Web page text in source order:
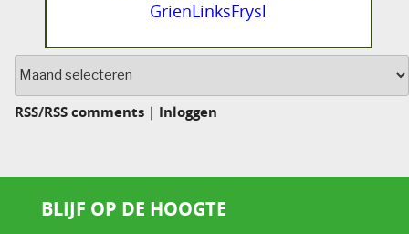
GrienLinksFrysl
RSS/RSS comments | Inloggen
BLIJF OP DE HOOGTE